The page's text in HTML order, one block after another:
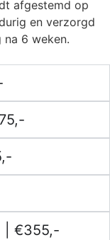
afgestemd op
en verzorgd
na 6 weken.
| €355,-